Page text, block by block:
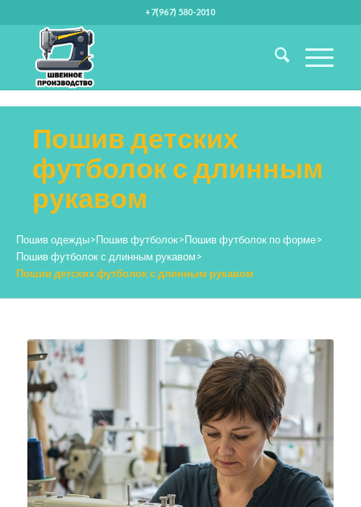
+7(967) 580-2010
Пошив детских
футболок с длинным
рукавом
Пошив одежды>Пошив футболок>Пошив футболок по форме>
Пошив футболок с длинным рукавом>
Пошив детских футболок с длинным рукавом